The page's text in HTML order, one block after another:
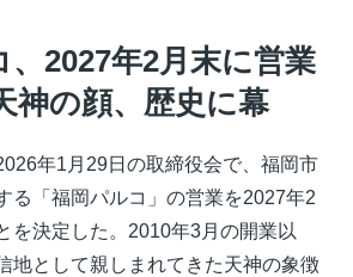
、2027年2月末に営業
神の顔、歴史に幕
年1月29日の取締役会で、福岡市
る「福岡パルコ」の営業を2027年2
を決定した。2010年3月の開業以
地として親しまれてきた天神の象徴